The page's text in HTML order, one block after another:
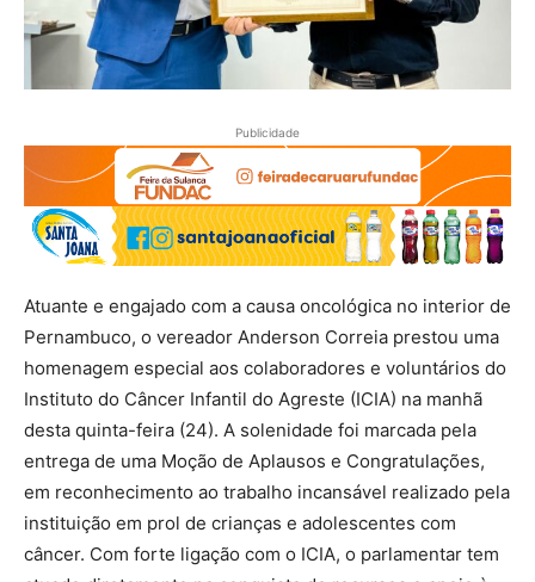
Publicidade
Atuante e engajado com a causa oncológica no interior de
Pernambuco, o vereador Anderson Correia prestou uma
homenagem especial aos colaboradores e voluntários do
Instituto do Câncer Infantil do Agreste (ICIA) na manhã
desta quinta-feira (24). A solenidade foi marcada pela
entrega de uma Moção de Aplausos e Congratulações,
em reconhecimento ao trabalho incansável realizado pela
instituição em prol de crianças e adolescentes com
câncer. Com forte ligação com o ICIA, o parlamentar tem